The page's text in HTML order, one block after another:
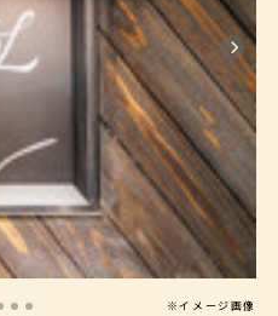
※イメージ画像